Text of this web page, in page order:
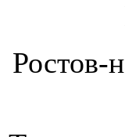
Ростов-